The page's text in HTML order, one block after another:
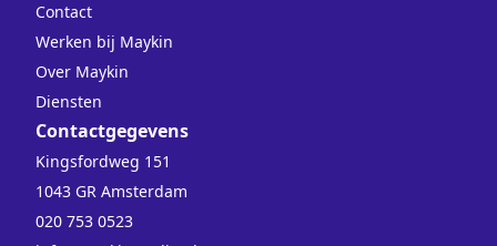
Contact
Werken bij Maykin
Over Maykin
Diensten
Contactgegevens
Kingsfordweg 151
1043 GR Amsterdam
020 753 0523